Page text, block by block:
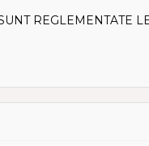
REGLEMENTATE